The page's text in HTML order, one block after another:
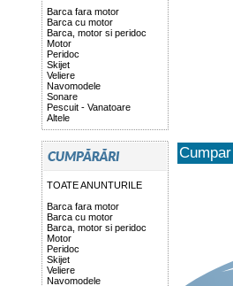
Barca fara motor
Barca cu motor
Barca, motor si peridoc
Motor
Peridoc
Skijet
Veliere
Navomodele
Sonare
Pescuit - Vanatoare
Altele
TOATE ANUNTURILE
Barca fara motor
Barca cu motor
Barca, motor si peridoc
Motor
Peridoc
Skijet
Veliere
Navomodele